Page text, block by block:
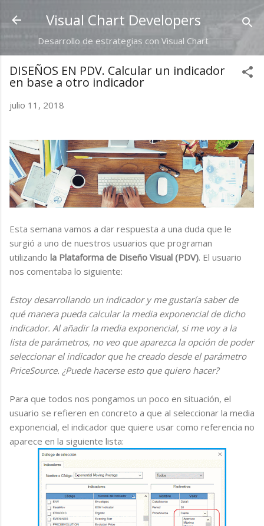
Ir al contenido principal
Visual Chart Developers
Desarrollo de estrategias con Visual Chart
DISEÑOS EN PDV. Calcular un indicador
en base a otro indicador
julio 11, 2018
Esta semana vamos a dar respuesta a una duda que le
surgió a uno de nuestros usuarios que programan
utilizando la Plataforma de Diseño Visual (PDV). El usuario
nos comentaba lo siguiente:
Estoy desarrollando un indicador y me gustaría saber de
qué manera pueda calcular la media exponencial de dicho
indicador. Al añadir la media exponencial, si me voy a la
lista de parámetros, no veo que aparezca la opción de poder
seleccionar el indicador que he creado desde el parámetro
PriceSource. ¿Puede hacerse esto que quiero hacer?
Para que todos nos pongamos un poco en situación, el
usuario se refieren en concreto a que al seleccionar la media
exponencial, el indicador que quiere usar como referencia no
aparece en la siguiente lista: